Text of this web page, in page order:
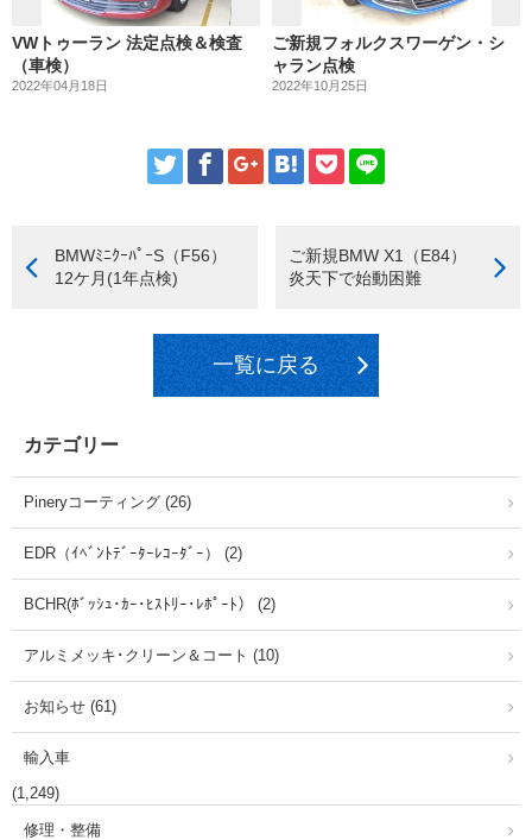
VWトゥーラン 法定点検＆検査
（車検）
2022年04月18日
ご新規フォルクスワーゲン・シ
ャラン点検
2022年10月25日
BMWﾐﾆｸｰﾊﾟｰS（F56）
12ケ月(1年点検)
ご新規BMW X1（E84）
炎天下で始動困難
一覧に戻る
カテゴリー
Pineryコーティング (26)
EDR（ｲﾍﾞﾝﾄﾃﾞｰﾀｰﾚｺｰﾀﾞｰ） (2)
BCHR(ﾎﾞｯｼｭ･ｶｰ･ﾋｽﾄﾘｰ･ﾚﾎﾟｰﾄ） (2)
アルミメッキ･クリーン＆コート (10)
お知らせ (61)
輸入車
(1,249)
修理・整備